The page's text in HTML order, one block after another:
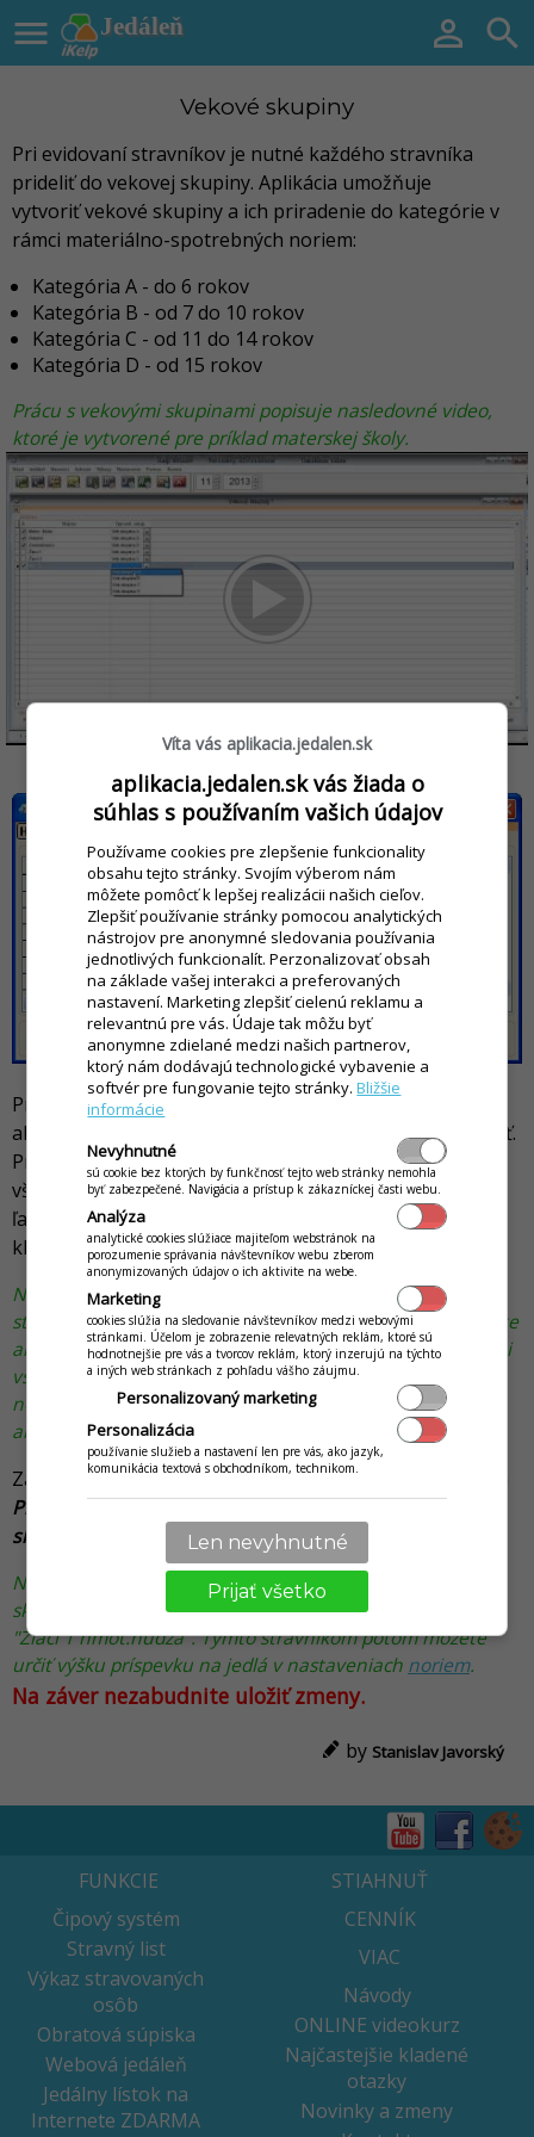
Jedáleň
  
Vekové skupiny
Pri evidovaní stravníkov je nutné každého stravníka
prideliť do vekovej skupiny. Aplikácia umožňuje
vytvoriť vekové skupiny a ich priradenie do kategórie v
rámci materiálno-spotrebných noriem:
Kategória A - do 6 rokov
Kategória B - od 7 do 10 rokov
Kategória C - od 11 do 14 rokov
Kategória D - od 15 rokov
Prácu s vekovými skupinami popisuje nasledovné video,
ktoré je vytvorené pre príklad materskej školy.
Pri nastavovaní vekových skupín je vhodné zapnúť
aktivitu iba tej skupine, ktorú budete skutočne používať.
Pri prvom nastavovaní vekových skupín sú aktívne
všetky skupiny. Aktivita vekovej skupiny je viditeľná v
ľavom stĺpci (vedľa názvu) a môžete ju zapínať a vypínať
kliknutím na okienko pri danej skupine.
Napríklad: Ak prevádzkujete materskú škôlku, v ktorej sa
stravujú deti do 6 a zároveň aj zamestnanci škôlky, zapnite
aktivitu iba týmto dvom vekovým skupinám. V skutočnosti
však vypnite aktivitu tým vekovým skupinám, ktoré
nepoužívate, pretože aplikácii sú predvolene zapnuté
aktivity ku všetkým vekovým skupinám.
Zároveň je možné vytvoriť vlastnú skupinu kliknutím na
Pridať
a následne vyplňteNázovskupiny aTyp vekovej
skupiny
Novú vekovú skupinu môžete vytvoriť napríklad pre
skupinu žiakov prvého stupňa v hmotnej núdzi s názvom
"Žiaci 1 hmot.núdza". Týmto stravníkom potom môžete
určiť výšku príspevku na jedlá v nastaveniach noriem.
Na záver nezabudnite uložiť zmeny.
by Stanislav Javorský
FUNKCIE
Čipový systém
Stravný list
Výkaz stravovaných
osôb
Obratová súpiska
Webová jedáleň
Jedálny lístok na
Internete ZDARMA
STIAHNUŤ
CENNÍK
VIAC
Návody
ONLINE videokurz
Najčastejšie kladené
otazky
Novinky a zmeny
Víta vás aplikacia.jedalen.sk
aplikacia.jedalen.sk vás žiada o
súhlas s používaním vašich údajov
Používame cookies pre zlepšenie funkcionality
obsahu tejto stránky. Svojím výberom nám
môžete pomôcť k lepšej realizácii našich cieľov.
Zlepšiť používanie stránky pomocou analytických
nástrojov pre anonymné sledovania používania
jednotlivých funkcionalít. Perzonalizovať obsah
na základe vašej interakci a preferovaných
nastavení. Marketing zlepšiť cielenú reklamu a
relevantnú pre vás. Údaje tak môžu byť
anonymne zdielané medzi našich partnerov,
ktorý nám dodávajú technologické vybavenie a
softvér pre fungovanie tejto stránky.Bližšie
informácie
Nevyhnutné
sú cookie bez ktorých by funkčnosť tejto web stránky nemohla
byť zabezpečené. Navigácia a prístup k zákazníckej časti webu.
Analýza
analytické cookies slúžiace majiteľom webstránok na
porozumenie správania návštevníkov webu zberom
anonymizovaných údajov o ich aktivite na webe.
Marketing
cookies slúžia na sledovanie návštevníkov medzi webovými
stránkami. Účelom je zobrazenie relevatných reklám, ktoré sú
hodnotnejšie pre vás a tvorcov reklám, ktorý inzerujú na týchto
a iných web stránkach z pohľadu vášho záujmu.
Personalizovaný marketing
Personalizácia
používanie služieb a nastavení len pre vás, ako jazyk,
komunikácia textová s obchodníkom, technikom.
Len nevyhnutné
Prijať všetko